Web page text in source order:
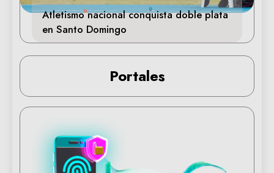
Atletismo nacional conquista doble plata
en Santo Domingo
Portales